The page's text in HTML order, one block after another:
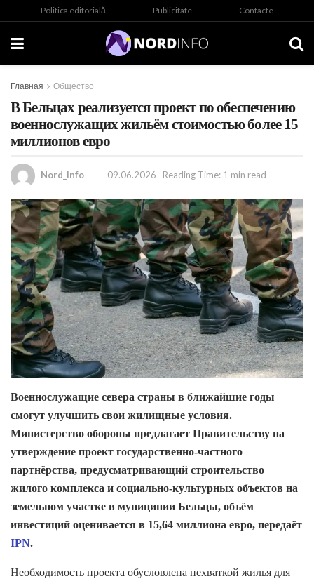
Politica editorială Publicitate Contacte
Главная Общество
В Бельцах реализуется проект по обеспечению
военнослужащих жильём стоимостью более 15
миллионов евро
Nord_Info 09.06.2026 Reading Time: 1 min read
Военнослужащие севера страны в ближайшие годы
смогут улучшить свои жилищные условия.
Министерство обороны предлагает Правительству на
утверждение проект государственно-частного
партнёрства, предусматривающий строительство
жилого комплекса и социально-культурных объектов на
земельном участке в муниципии Бельцы, объём
инвестиций оценивается в 15,64 миллиона евро, передаёт
IPN.
Необходимость проекта обусловлена ​​нехваткой жилья для